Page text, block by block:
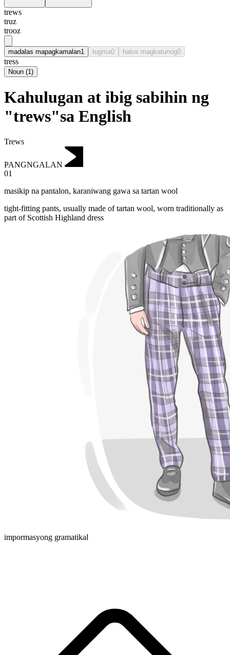
trews
truz
trooz
madalas mapagkamalan1 tugma0 halos magkatunog0
tress
Noun (1)
Kahulugan at ibig sabihin ng
"trews"sa English
Trews
PANGNGALAN
01
masikip na pantalon, karaniwang gawa sa tartan wool
tight-fitting pants, usually made of tartan wool, worn traditionally as
part of Scottish Highland dress
impormasyong gramatikal